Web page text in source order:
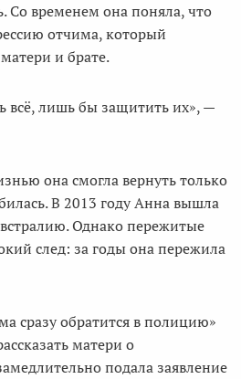
Со временем она поняла, что
отчима, который
и брате.
всё, лишь бы защитить их», —
она смогла вернуть только
В 2013 году Анна вышла
Однако пережитые
след: за годы она пережила
сразу обратится в полицию»
матери о
подала заявление